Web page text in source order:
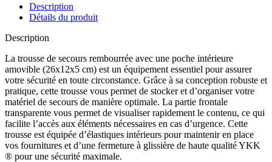
Description
Détails du produit
Description
La trousse de secours rembourrée avec une poche intérieure
amovible (26x12x5 cm) est un équipement essentiel pour assurer
votre sécurité en toute circonstance. Grâce à sa conception robuste et
pratique, cette trousse vous permet de stocker et d’organiser votre
matériel de secours de manière optimale. La partie frontale
transparente vous permet de visualiser rapidement le contenu, ce qui
facilite l’accès aux éléments nécessaires en cas d’urgence. Cette
trousse est équipée d’élastiques intérieurs pour maintenir en place
vos fournitures et d’une fermeture à glissière de haute qualité YKK
® pour une sécurité maximale.